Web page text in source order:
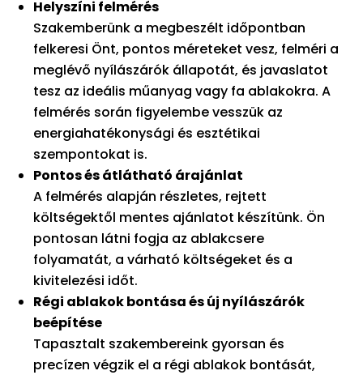
Helyszíni felmérés
Szakemberünk a megbeszélt időpontban
felkeresi Önt, pontos méreteket vesz, felméri a
meglévő nyílászárók állapotát, és javaslatot
tesz az ideális műanyag vagy fa ablakokra. A
felmérés során figyelembe vesszük az
energiahatékonysági és esztétikai
szempontokat is.
Pontos és átlátható árajánlat
A felmérés alapján részletes, rejtett
költségektől mentes ajánlatot készítünk. Ön
pontosan látni fogja az ablakcsere
folyamatát, a várható költségeket és a
kivitelezési időt.
Régi ablakok bontása és új nyílászárók
beépítése
Tapasztalt szakembereink gyorsan és
precízen végzik el a régi ablakok bontását,